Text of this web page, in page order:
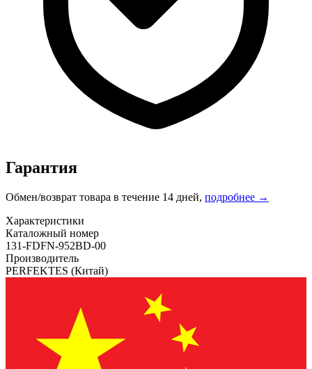
Гарантия
Обмен/возврат товара в течение 14 дней, подробнее →
Характеристики
Каталожный номер
131-FDFN-952BD-00
Производитель
PERFEKTES (Китай)